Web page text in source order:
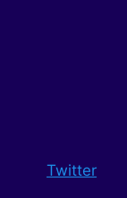
Twitter